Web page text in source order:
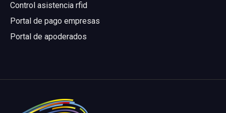
Control asistencia rfid
Portal de pago empresas
Portal de apoderados